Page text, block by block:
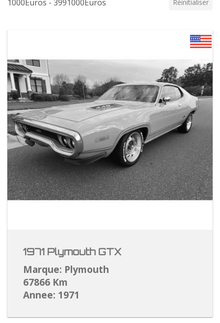
1000Euros - 3991000Euros Réinitialiser
1971 Plymouth GTX
Marque: Plymouth
67866 Km
Annee: 1971